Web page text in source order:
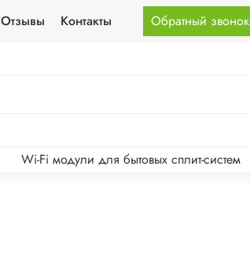
Отзывы Контакты Обратный звонок
Wi-Fi модули для бытовых сплит-систем